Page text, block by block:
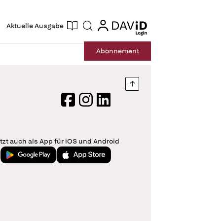
Aktuelle Ausgabe Suche login
login
Abonnement
Nach oben springen
FacebookInstagram
LinkedIn
auch als App für iOS und Android
Jetzt bei Google PlayLaden im App Store